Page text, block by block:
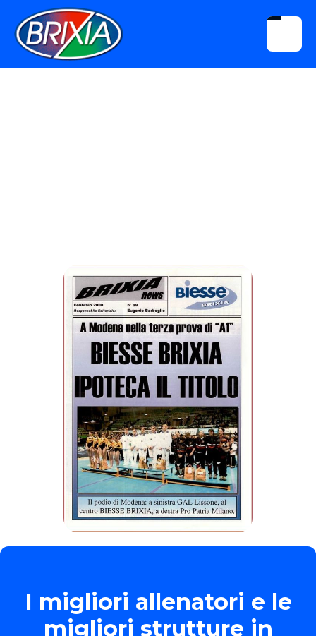
I migliori allenatori e le
migliori strutture in